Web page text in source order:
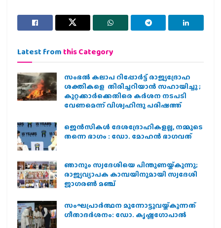
Latest from this Category
സംഭൽ കലാപ റിപ്പോർട്ട് രാജ്യദ്രോഹ
ശക്തികളെ തിരിച്ചറിയാൻ സഹായിച്ചു ;
കുറ്റക്കാർക്കെതിരെ കർശന നടപടി
വേണമെന്ന് വിശ്വഹിന്ദു പരിഷത്ത്
ജെന്‍സികള്‍ ദേശദ്രോഹികളല്ല, നമ്മുടെ
തന്നെ ഭാഗം : ഡോ. മോഹന്‍ ഭാഗവത്
ഞാനും സ്വദേശിയെ പിന്തുണയ്ക്കുന്നു;
രാജ്യവ്യാപക കാമ്പയിനുമായി സ്വദേശി
ജാഗരണ്‍ മഞ്ച്
സംഘപ്രാര്‍ത്ഥന മുന്നോട്ടുവയ്ക്കുന്നത്
ഗീതാദര്‍ശനം: ഡോ. കൃഷ്ണഗോപാല്‍